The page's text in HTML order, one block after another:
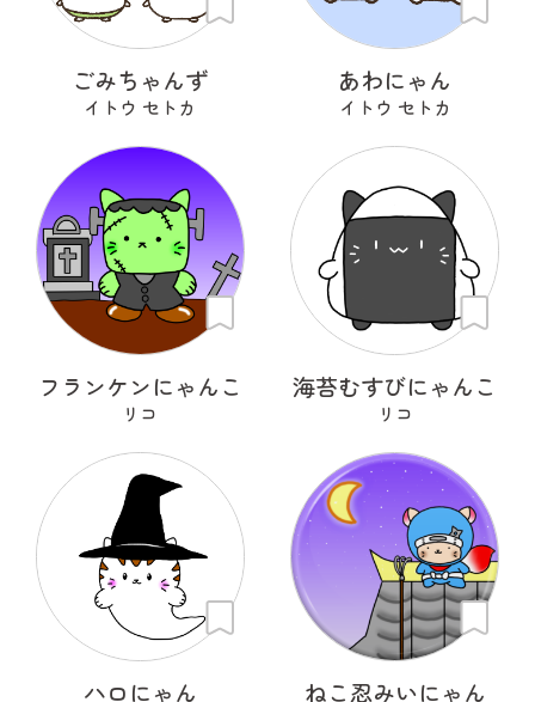
ごみちゃんず
イトウ セトカ
あわにゃん
イトウ セトカ
フランケンにゃんこ
リコ
海苔むすびにゃんこ
リコ
ハロにゃん ねこ忍みいにゃん